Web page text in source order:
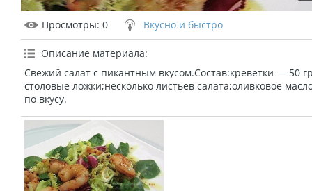
Просмотры: 0 Вкусно и быстро
Описание материала:
Свежий салат с пикантным вкусом.Состав:креветки — 50
столовые ложки;несколько листьев салата;оливковое
по вкусу.